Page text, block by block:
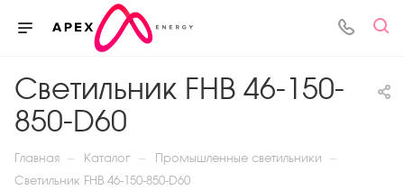
Светильник FHB 46-150-
850-D60
Главная — Каталог — Промышленные светильники —
Светильник FHB 46-150-850-D60